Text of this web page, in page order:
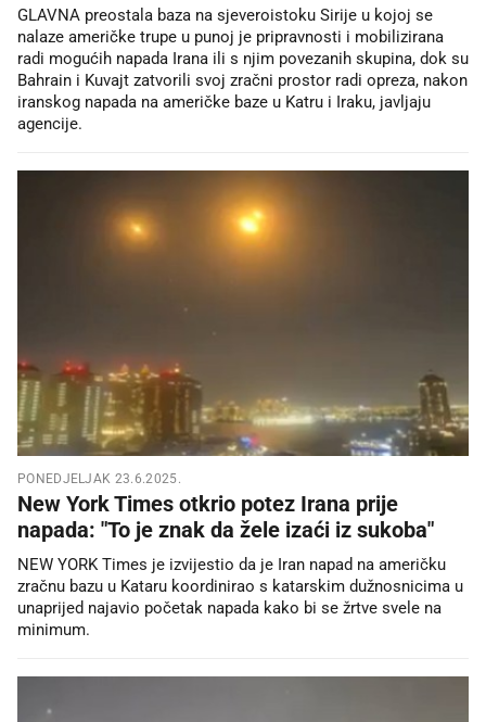
GLAVNA preostala baza na sjeveroistoku Sirije u kojoj se
nalaze američke trupe u punoj je pripravnosti i mobilizirana
radi mogućih napada Irana ili s njim povezanih skupina, dok su
Bahrain i Kuvajt zatvorili svoj zračni prostor radi opreza, nakon
iranskog napada na američke baze u Katru i Iraku, javljaju
agencije.
PONEDJELJAK 23.6.2025.
New York Times otkrio potez Irana prije
napada: "To je znak da žele izaći iz sukoba"
NEW YORK Times je izvijestio da je Iran napad na američku
zračnu bazu u Kataru koordinirao s katarskim dužnosnicima u
unaprijed najavio početak napada kako bi se žrtve svele na
minimum.